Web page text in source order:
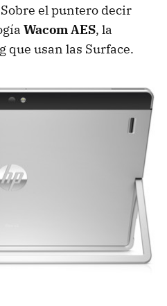
el puntero decir
Wacom AES, la
que usan las Surface.